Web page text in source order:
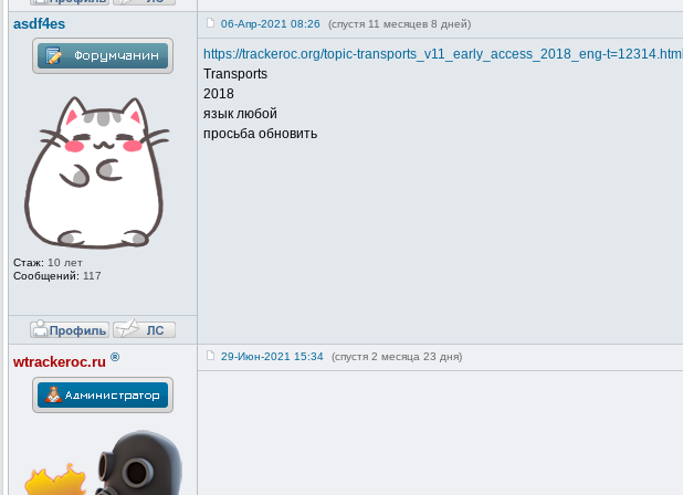
asdf4es
Стаж: 10 лет
Сообщений: 117
06-Апр-2021 08:26 (спустя 11 месяцев 8 дней)
https://trackeroc.org/topic-transports_v11_early_access_2018_eng-t=12314.html
Transports
2018
язык любой
просьба обновить
wtrackeroc.ru ® 29-Июн-2021 15:34 (спустя 2 месяца 23 дня)